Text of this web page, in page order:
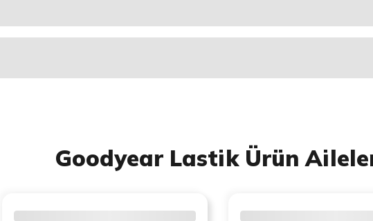
Goodyear Lastik Ürün